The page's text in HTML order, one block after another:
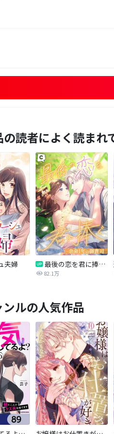
の読者によく読まれ
夫婦 最後の恋を君に捧ぐ～余命1年の御曹司～
82.1万
ンルの人気作品